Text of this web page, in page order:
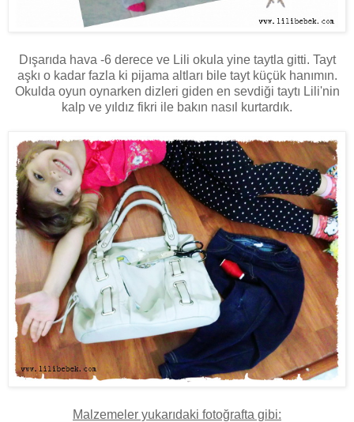
Dışarıda hava -6 derece ve Lili okula yine taytla gitti. Tayt
aşkı o kadar fazla ki pijama altları bile tayt küçük hanımın.
Okulda oyun oynarken dizleri giden en sevdiği taytı Lili'nin
kalp ve yıldız fikri ile bakın nasıl kurtardık.
Malzemeler yukarıdaki fotoğrafta gibi: